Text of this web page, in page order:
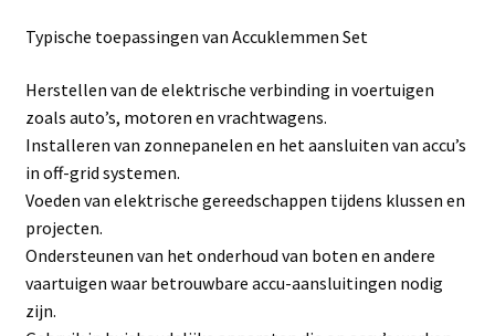
Linkpartners
Over Ons
Overzicht
Privacybeleid
Typische toepassingen van Accuklemmen Set
Herstellen van de elektrische verbinding in voertuigen
zoals auto’s, motoren en vrachtwagens.
Installeren van zonnepanelen en het aansluiten van accu’s
in off-grid systemen.
Voeden van elektrische gereedschappen tijdens klussen en
projecten.
Ondersteunen van het onderhoud van boten en andere
vaartuigen waar betrouwbare accu-aansluitingen nodig
zijn.